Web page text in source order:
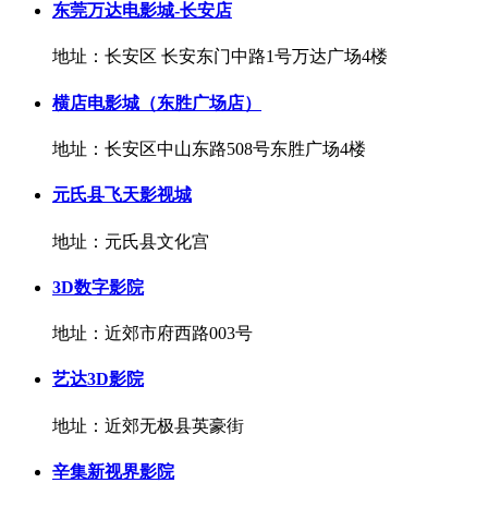
东莞万达电影城-长安店
地址：长安区 长安东门中路1号万达广场4楼
横店电影城（东胜广场店）
地址：长安区中山东路508号东胜广场4楼
元氏县飞天影视城
地址：元氏县文化宫
3D数字影院
地址：近郊市府西路003号
艺达3D影院
地址：近郊无极县英豪街
辛集新视界影院